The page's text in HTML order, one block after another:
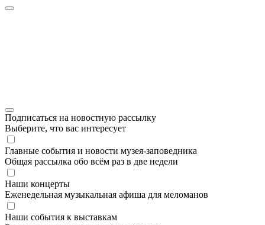
Подписаться на новостную рассылку
Выберите, что вас интересует
Главные события и новости музея-заповедника
Общая рассылка обо всём раз в две недели
Наши концерты
Еженедельная музыкальная афиша для меломанов
Наши события к выставкам